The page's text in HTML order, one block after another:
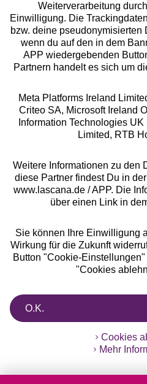
Über uns
Rechtliches
Alle Preise inkl. MwSt., zzgl.
** Bonität vorausgesetzt, berechtigt zur
Weiterverarbeitung
Einwilligung. Die
bzw. deine pseudonymisierten
wenn du auf den in dem
APP wiedergebenden
Partnern handelt es sich um
Meta Platforms Ireland
Criteo SA, Microsoft Ireland
Information Technologies
Limited, RTB
Weitere Informationen zu den
diese Partner findest Du in
www.lascana.de / APP. Die
über einen Link in
Sie können Ihre Einwilligung
Wirkung für die Zukunft
Button "Cookie-
"Cookies
O.K.
Cookies
Mehr